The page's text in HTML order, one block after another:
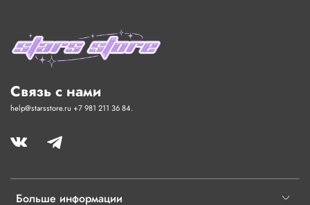
Больше информации
Связь с нами
help@starsstore.ru +7 981 211 36 84.